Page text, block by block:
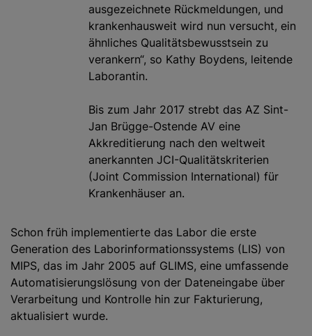
ausgezeichnete Rückmeldungen, und
krankenhausweit wird nun versucht, ein
ähnliches Qualitätsbewusstsein zu
verankern“, so Kathy Boydens, leitende
Laborantin.
Bis zum Jahr 2017 strebt das AZ Sint-
Jan Brügge-Ostende AV eine
Akkreditierung nach den weltweit
anerkannten JCI-Qualitätskriterien
(Joint Commission International) für
Krankenhäuser an.
Schon früh implementierte das Labor die erste
Generation des Laborinformationssystems (LIS) von
MIPS, das im Jahr 2005 auf GLIMS, eine umfassende
Automatisierungslösung von der Dateneingabe über
Verarbeitung und Kontrolle hin zur Fakturierung,
aktualisiert wurde.